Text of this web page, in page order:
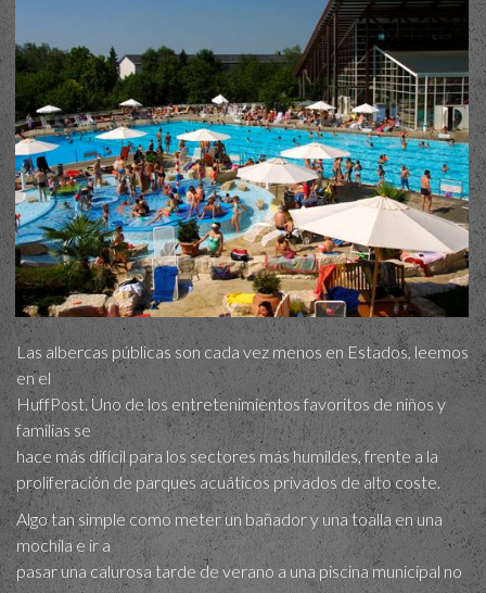
Las albercas públicas son cada vez menos en Estados, leemos
en el
HuffPost. Uno de los entretenimientos favoritos de niños y
familias se
hace más difícil para los sectores más humildes, frente a la
proliferación de parques acuáticos privados de alto coste.
Algo tan simple como meter un bañador y una toalla en una
mochila e ir a
pasar una calurosa tarde de verano a una piscina municipal no